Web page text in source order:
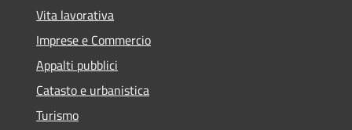
Vita lavorativa
Imprese e Commercio
Appalti pubblici
Catasto e urbanistica
Turismo